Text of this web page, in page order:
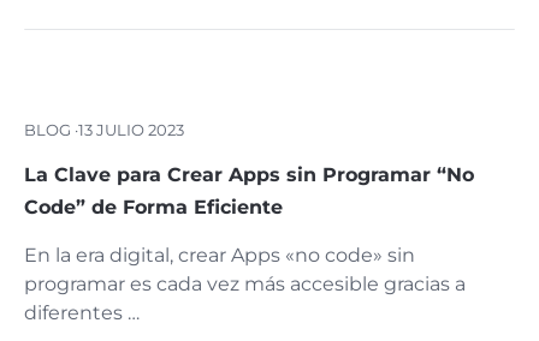
BLOG ·13 JULIO 2023
La Clave para Crear Apps sin Programar “No
Code” de Forma Eficiente
En la era digital, crear Apps «no code» sin
programar es cada vez más accesible gracias a
diferentes …